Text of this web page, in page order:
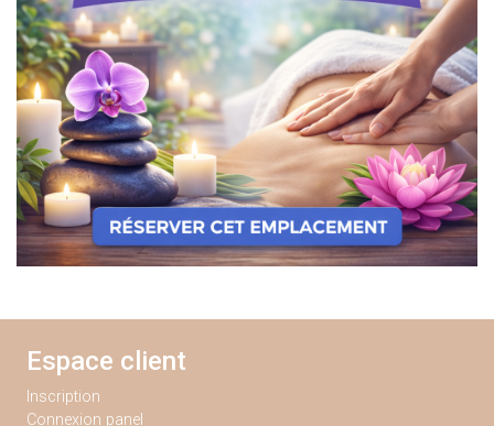
Espace client
Inscription
Connexion panel